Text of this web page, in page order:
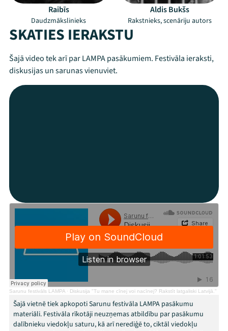
Jaunumi
Ziedo
Veikals
Raibīs
Daudzmākslinieks
Aldis Bukšs
Rakstnieks, scenāriju autors
SKATIES IERAKSTU
Šajā video tek arī par LAMPA pasākumiem. Festivāla ieraksti,
diskusijas un sarunas vienuviet.
Sarunu festivāls LAMPA · Diskusija "Tu mane cīnej voi nacīnej? Rakstīt latgaliski Latvijā."
Šajā vietnē tiek apkopoti Sarunu festivāla LAMPA pasākumu
materiāli. Festivāla rīkotāji neuzņemas atbildību par pasākumu
dalībnieku viedokļu saturu, kā arī nerediģē to, ciktāl viedokļu